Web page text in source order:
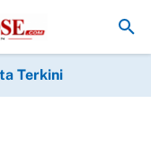
Uun oleh PolisiJaro
Terkini